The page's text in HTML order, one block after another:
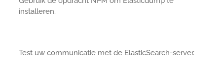
installeren.
Test uw communicatie met de ElasticSearch-server.